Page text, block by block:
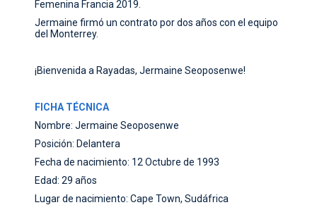
Femenina Francia 2019.
Jermaine firmó un contrato por dos años con el equipo
del Monterrey.
¡Bienvenida a Rayadas, Jermaine Seoposenwe!
FICHA TÉCNICA
Nombre: Jermaine Seoposenwe
Posición: Delantera
Fecha de nacimiento: 12 Octubre de 1993
Edad: 29 años
Lugar de nacimiento: Cape Town, Sudáfrica